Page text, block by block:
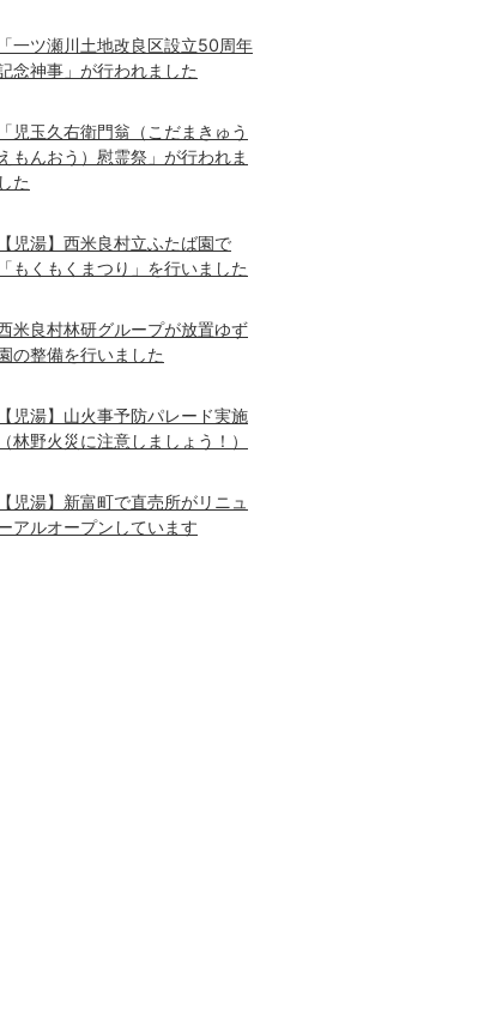
「一ツ瀬川土地改良区設立50周年
念神事」が行われました
「児玉久右衛門翁（こだまきゅう
えもんおう）慰霊祭」が行われま
した
【児湯】西米良村立ふたば園で
「もくもくまつり」を行いました
米良村林研グループが放置ゆず
の整備を行いました
【児湯】山火事予防パレード実施
（林野火災に注意しましょう！）
【児湯】新富町で直売所がリニュ
アルオープンしています